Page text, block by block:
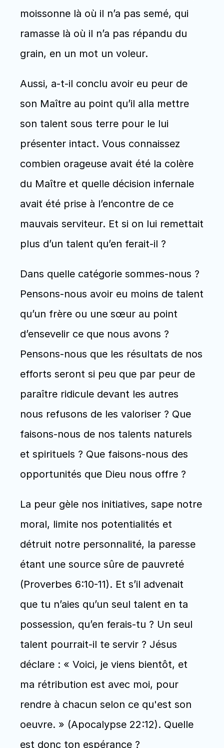
moissonne là où il n’a pas semé, qui
ramasse là où il n’a pas répandu du
grain, en un mot un voleur.
Aussi, a-t-il conclu avoir eu peur de
son Maître au point qu’il alla mettre
son talent sous terre pour le lui
présenter intact. Vous connaissez
combien orageuse avait été la colère
du Maître et quelle décision infernale
avait été prise à l’encontre de ce
mauvais serviteur. Et si on lui remettait
plus d’un talent qu’en ferait-il ?
Dans quelle catégorie sommes-nous ?
Pensons-nous avoir eu moins de talent
qu’un frère ou une sœur au point
d’ensevelir ce que nous avons ?
Pensons-nous que les résultats de nos
efforts seront si peu que par peur de
paraître ridicule devant les autres
nous refusons de les valoriser ? Que
faisons-nous de nos talents naturels
et spirituels ? Que faisons-nous des
opportunités que Dieu nous offre ?
La peur gèle nos initiatives, sape notre
moral, limite nos potentialités et
détruit notre personnalité, la paresse
étant une source sûre de pauvreté
(Proverbes 6:10-11). Et s’il advenait
que tu n’aies qu’un seul talent en ta
possession, qu’en ferais-tu ? Un seul
talent pourrait-il te servir ? Jésus
déclare : « Voici, je viens bientôt, et
ma rétribution est avec moi, pour
rendre à chacun selon ce qu'est son
oeuvre. » (Apocalypse 22:12). Quelle
est donc ton espérance ? _